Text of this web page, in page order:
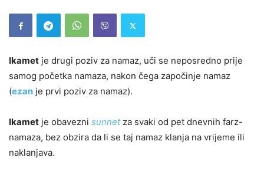
Ikamet je drugi poziv za namaz, uči se neposredno prije
samog početka namaza, nakon čega započinje namaz
(ezan je prvi poziv za namaz).
Ikamet je obavezni sunnet za svaki od pet dnevnih farz-
namaza, bez obzira da li se taj namaz klanja na vrijeme ili
naklanjava.